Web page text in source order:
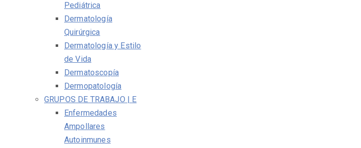
Pediátrica
Dermatología
Quirúrgica
Dermatología y Estilo
de Vida
Dermatoscopía
Dermopatología
GRUPOS DE TRABAJO | E
Enfermedades
Ampollares
Autoinmunes